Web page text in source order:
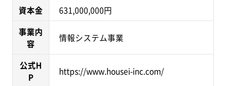
資本金
631,000,000円
事業内
容
情報システム事業
公式H
P
https://www.housei-inc.com/